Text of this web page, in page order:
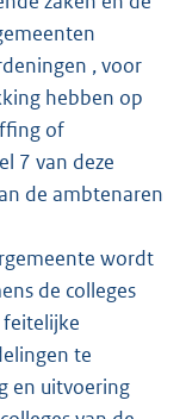
, voor
hebben op
of
7 van deze
de ambtenaren
wordt
de colleges
feitelijke
te
en uitvoering